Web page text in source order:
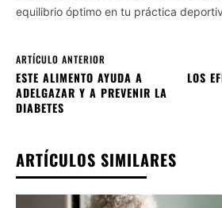
equilibrio óptimo en tu práctica
ARTÍCULO ANTERIOR
ESTE ALIMENTO AYUDA A
ADELGAZAR Y A PREVENIR LA
DIABETES
LOS
ARTÍCULOS SIMILARES